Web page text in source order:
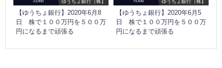
【ゆうちょ銀行】2020年6月8
日 株で１００万円を５００万
円になるまで頑張る
【ゆうちょ銀行】2020年6月5
日 株で１００万円を５００万
円になるまで頑張る